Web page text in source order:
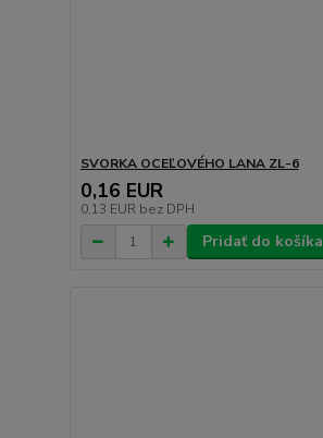
SVORKA OCEĽOVÉHO LANA ZL-6
0,16 EUR
0,13 EUR bez DPH
Pridať do košíka